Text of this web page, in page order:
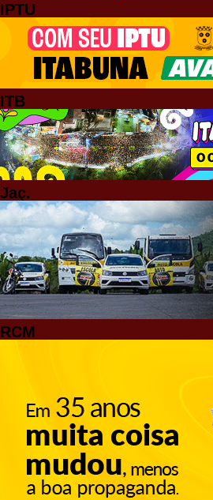
IPTU
ITB
Jaç.
RCM